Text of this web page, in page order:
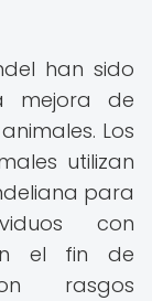
han sido
mejora de
Los
utilizan
para
con
el fin de
rasgos